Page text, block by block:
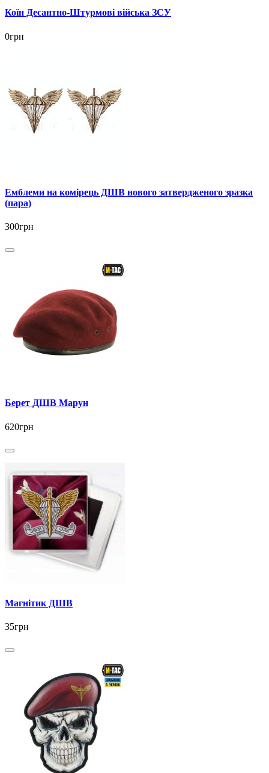
Коїн Десантно-Штурмові війська ЗСУ
0грн
Емблеми на комірець ДШВ нового затвердженого зразка
(пара)
300грн
Берет ДШВ Марун
620грн
Магнітик ДШВ
35грн